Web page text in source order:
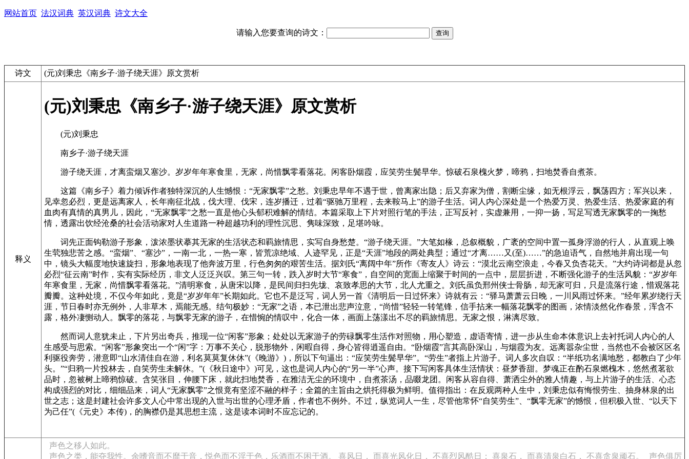
网站首页 法汉词典 英汉词典 诗文大全
请输入您要查询的诗文：
诗文 (元)刘秉忠《南乡子·游子绕天涯》原文赏析
释义
(元)刘秉忠《南乡子·游子绕天涯》原文赏析
(元)刘秉忠
南乡子·游子绕天涯
游子绕天涯，才离蛮烟又塞沙。岁岁年年寒食里，无家，尚惜飘零看落花。闲客卧烟霞，应笑劳生鬓早华。惊破石泉槐火梦，啼鸦，扫地焚香自煮茶。
这篇《南乡子》着力倾诉作者独特深沉的人生憾恨：“无家飘零”之愁。刘秉忠早年不遇于世，曾离家出隐；后又弃家为僧，割断尘缘，如无根浮云，飘荡四方；军兴以来，
见幸忽必烈，更是远离家人，长年南征北战，伐大理、伐宋，连岁播迁，过着“驱驰万里程，去来鞍马上”的游子生活。词人内心深处是一个热爱万灵、热爱生活、热爱家庭的有
血肉有真情的真男儿，因此，“无家飘零”之愁一直是他心头郁积难解的情结。本篇采取上下片对照行笔的手法，正写反衬，实虚兼用，一抑一扬，写足写透无家飘零的一掬愁
情，透露出饮经沧桑的社会活动家对人生道路一种超越功利的理性沉思、隽味深致，足堪吟咏。
词先正面钩勒游子形象，泼浓墨状摹其无家的生活状态和羁旅情思，实写自身愁楚。“游子绕天涯。”大笔如椽，总叙概貌，广袤的空间中置一孤身浮游的行人，从直观上唤
生茕独悲苦之感。“蛮烟”、“塞沙”，一南一北，一热一寒，皆荒凉绝域、人迹罕见，正是“天涯”地段的两处典型；通过“才离……又(至)……”的急迫语气，自然地并肩出现一句
中，镜头大幅度地快速旋扫，形象地表现了他奔波万里，行色匆匆的艰苦生活。据刘氏“离阔中年”所作《寄友人》诗云：“漠北云南空浪走，今春又负杏花天。”大约诗词都是从忽
必烈“征云南”时作，实有实际经历，非文人泛泛兴叹。第三句一转，跌入岁时大节“寒食”，自空间的宽面上缩聚于时间的一点中，层层折进，不断强化游子的生活风貌：“岁岁年
年寒食里，无家，尚惜飘零看落花。”清明寒食，从唐宋以降，是民间归扫先垅、哀致孝思的大节，北人尤重之。刘氏虽负邢州侠士骨肠，却无家可归，只是流落行途，惜观落花
瓣瓣。这种处境，不仅今年如此，竟是“岁岁年年”长期如此。它也不是泛写，词人另一首《清明后一日过怀来》诗就有云：“驿马萧萧云日晚，一川风雨过怀来。”经年累岁绕行天
涯，节日春时亦无例外，人非草木，焉能无感。结句极妙：“无家”之语，本已泄出悲声泣意，“尚惜”轻轻一转笔锋，信手拈来一幅落花飘零的图画，浓情淡然化作春景，浑含不
露，格外凄恻动人。飘零的落花，与飘零无家的游子，在惜惋的情叹中，化合一体，画面上荡漾出不尽的羁旅情思。无家之恨，淋漓尽致。
然而词人意犹未止，下片另出奇兵，推现一位“闲客”形象；处处以无家游子的劳碌飘零生活作对照物，用心塑造，虚语寄情，进一步从生命本体意识上去衬托词人内心的人
生感受与思索。“闲客”形象突出一个“闲”字：万事不关心，脱形物外，闲暇自得，身心皆得逍遥自由。“卧烟霞”言其高卧深山，与烟霞为友。远离嚣杂尘世，当然也不会被区区名
利驱役奔劳，潜意即“山水清佳自在游，利名莫莫复休休”(《晚游》)，所以下句逼出：“应笑劳生鬓早华”。“劳生”者指上片游子。词人多次自叹：“半纸功名满地愁，都教白了少年
头。”“归鸦一片投林去，自笑劳生未解休。”(《秋日途中》)可见，这也是词人内心的“另一半”心声。接下写闲客具体生活情状：昼梦香甜。梦魂正在酌石泉燃槐木，悠然煮茗欲
品时，忽被树上啼鸦惊破。含笑张目，伸腰下床，就此扫地焚香，在雅洁无尘的环境中，自煮茶汤，品啜龙团。闲客从容自得、萧洒尘外的雅人情趣，与上片游子的生活、心态
构成强烈的对比，细细品来，词人“无家飘零”之恨竟有坚涩不融的样子；全篇的主旨由之烘托得极为鲜明。值得指出：在反观两种人生中，刘秉忠似有悔恨劳生、抽身林泉的出
世之志；这是封建社会许多文人心中常出现的入世与出世的心理矛盾，作者也不例外。不过，纵览词人一生，尽管他常怀“自笑劳生”、“飘零无家”的憾恨，但积极入世、“以天下
为己任”(《元史》本传)，的胸襟仍是其思想主流，这是读本词时不应忘记的。
声色之移人如此。
声色之类，能夺我性。余嗜音而不靡于音，悦色而不淫于色，乐酒而不困于酒。 喜风日， 而喜光风化日， 不喜烈风酷日； 喜泉石， 而喜清泉白石， 不喜贪泉顽石。
声色俱厉